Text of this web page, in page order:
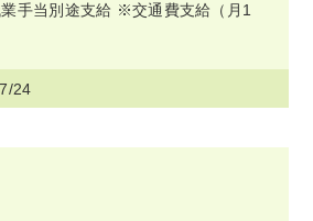
手当別途支給 ※交通費支給（月1
24